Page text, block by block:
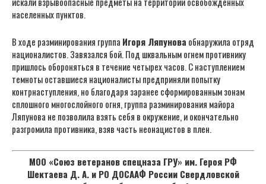
населенных пунктов.
В ходе разминирования группа Игоря Ляпунова обнаружила отряд
националистов. Завязался бой. Под шквальным огнем противнику
пришлось обороняться в течение четырех часов. С наступлением
темноты оставшиеся националисты предприняли попытку
контрнаступления, но благодаря заранее сформированным зонам
сплошного многослойного огня, группа разминирования майора
Ляпунова не позволила взять себя в окружение, и окончательно
разгромила противника, взяв часть неонацистов в плен.
МОО «Союз ветеранов спецназа ГРУ» им. Героя РФ
Шектаева Д. А. и РО ДОСААФ России Свердловской